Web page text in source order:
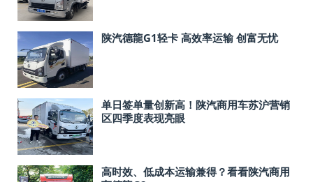
陕汽德龍G1轻卡 高效率运输 创富无忧
单日签单量创新高！陕汽商用车苏沪营销
区四季度表现亮眼
高时效、低成本运输兼得？看看陕汽商用